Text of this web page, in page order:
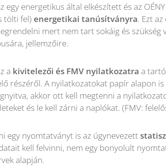
egy energetikus által elkészített és az
tölti fel) energetikai tanúsítványra. Ezt
mert nem tart sokáig és szükség
jellemzőire.
a kivitelezői és FMV nyilatkozatra a
részéről. A nyilatkozatokat papír alapon
akkor ott kell megtenni a
és le kell zárni a naplókat. (FMV:
egy nyomtatványt is az úgynevezett
kell felvinni, nem egy bonyolult
alapján.